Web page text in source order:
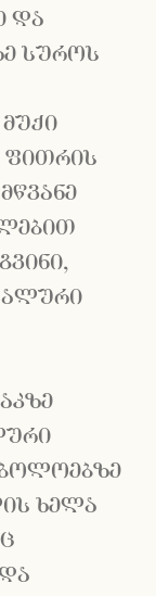
და
სუროს
ხელა